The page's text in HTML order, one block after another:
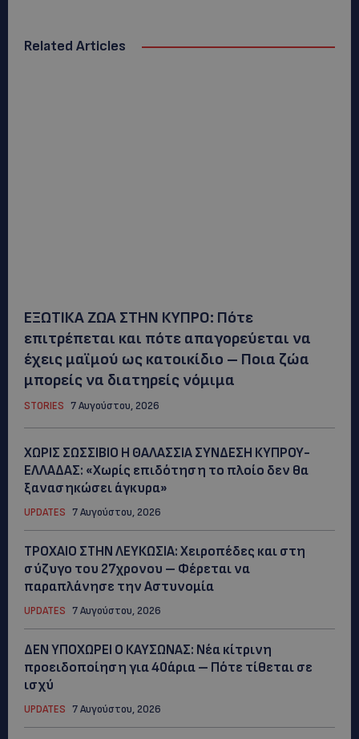
Related Articles
ΕΞΩΤΙΚΑ ΖΩΑ ΣΤΗΝ ΚΥΠΡΟ: Πότε
επιτρέπεται και πότε απαγορεύεται να
έχεις μαϊμού ως κατοικίδιο – Ποια ζώα
μπορείς να διατηρείς νόμιμα
STORIES 7 Αυγούστου, 2026
ΧΩΡΙΣ ΣΩΣΣΙΒΙΟ Η ΘΑΛΑΣΣΙΑ ΣΥΝΔΕΣΗ ΚΥΠΡΟΥ-
ΕΛΛΑΔΑΣ: «Χωρίς επιδότηση το πλοίο δεν θα
ξανασηκώσει άγκυρα»
UPDATES 7 Αυγούστου, 2026
ΤΡΟΧΑΙΟ ΣΤΗΝ ΛΕΥΚΩΣΙΑ: Χειροπέδες και στη
σύζυγο του 27χρονου – Φέρεται να
παραπλάνησε την Αστυνομία
UPDATES 7 Αυγούστου, 2026
ΔΕΝ ΥΠΟΧΩΡΕΙ Ο ΚΑΥΣΩΝΑΣ: Νέα κίτρινη
προειδοποίηση για 40άρια – Πότε τίθεται σε
ισχύ
UPDATES 7 Αυγούστου, 2026